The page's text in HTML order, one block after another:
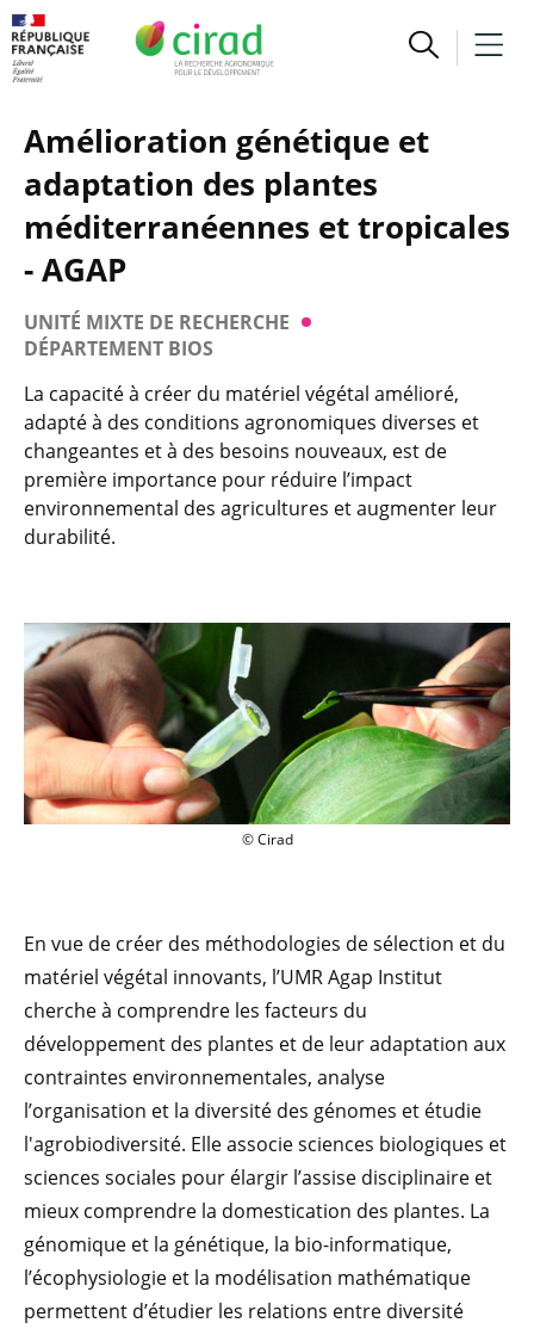
Amélioration génétique et
adaptation des plantes
méditerranéennes et tropicales
- AGAP
UNITÉ MIXTE DE RECHERCHE
DÉPARTEMENT BIOS
La capacité à créer du matériel végétal amélioré,
adapté à des conditions agronomiques diverses et
changeantes et à des besoins nouveaux, est de
première importance pour réduire l’impact
environnemental des agricultures et augmenter leur
durabilité.
© Cirad
© Cirad
En vue de créer des méthodologies de sélection et du
matériel végétal innovants, l’UMR Agap Institut
cherche à comprendre les facteurs du
développement des plantes et de leur adaptation aux
contraintes environnementales, analyse
l’organisation et la diversité des génomes et étudie
l'agrobiodiversité. Elle associe sciences biologiques et
sciences sociales pour élargir l’assise disciplinaire et
mieux comprendre la domestication des plantes. La
génomique et la génétique, la bio-informatique,
l’écophysiologie et la modélisation mathématique
permettent d’étudier les relations entre diversité